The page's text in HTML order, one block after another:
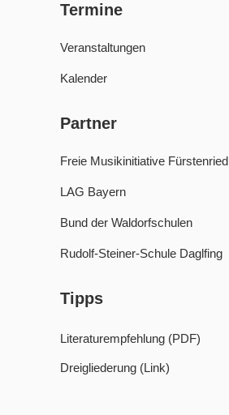
Termine
Veranstaltungen
Kalender
Partner
Freie Musikinitiative Fürstenried
LAG Bayern
Bund der Waldorfschulen
Rudolf-Steiner-Schule Daglfing
Tipps
Literaturempfehlung (PDF)
Dreigliederung (Link)